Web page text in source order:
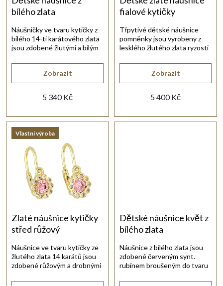
p
r
o
u
r
o
d
u
t
bílého zlata
5 340 Kč
Zobrazit
Náušničky ve tvaru kytičky z
bílého 14-ti karátového zlata
jsou zdobené žlutými a bílým
fialové kytičky
5 400 Kč
Zobrazit
Třpytivé dětské náušnice
pomněnky jsou vyrobeny z
lesklého žlutého zlata ryzosti
Vlastní výroba
Zlaté náušnice kytičky
střed růžový
Náušnice ve tvaru kytičky ze
žlutého zlata 14 karátů jsou
zdobené růžovým a drobnými
Dětské náušnice květ z
bílého zlata
Náušnice z bílého zlata jsou
zdobené červeným synt.
rubínem broušeným do tvaru